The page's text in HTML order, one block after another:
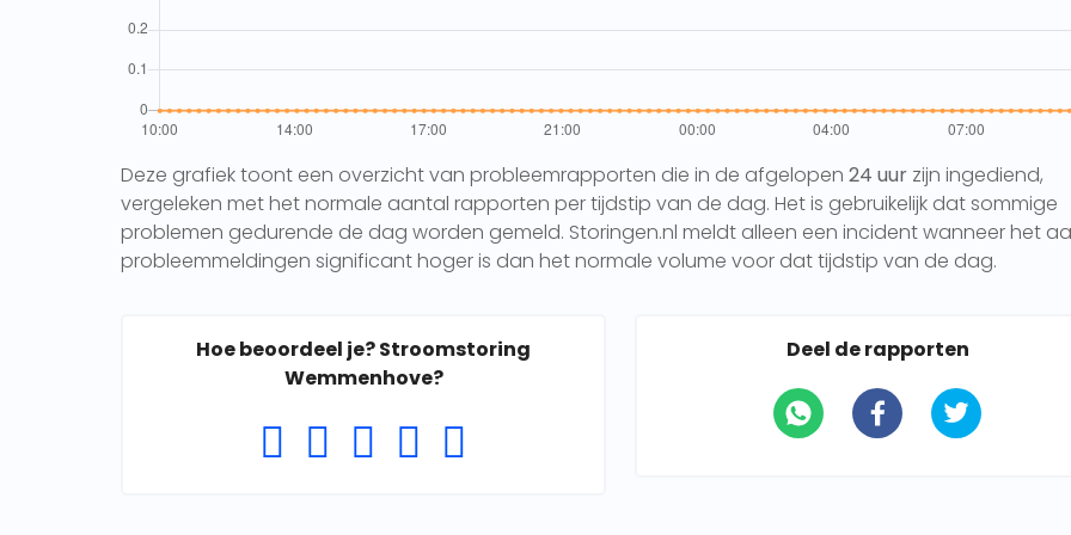
Deze grafiek toont een overzicht van probleemrapporten die in de afgelopen 24 uur zijn ingediend,
vergeleken met het normale aantal rapporten per tijdstip van de dag. Het is gebruikelijk dat sommige
problemen gedurende de dag worden gemeld. Storingen.nl meldt alleen een incident wanneer het
probleemmeldingen significant hoger is dan het normale volume voor dat tijdstip van de dag.
Hoe beoordeel je? Stroomstoring
Wemmenhove?
Deel de rapporten